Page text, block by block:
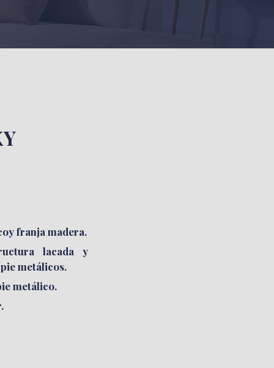
franja madera.
lacada y
metálicos.
metálico.